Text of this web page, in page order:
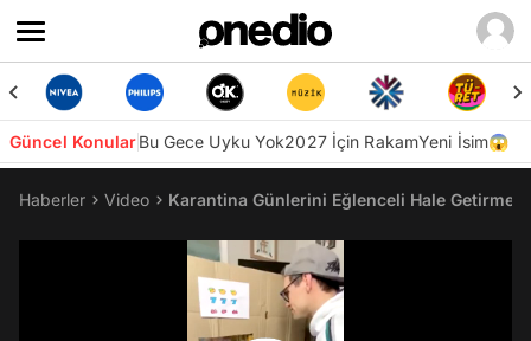
Güncel KonularBu Gece Uyku Yok2027 İçin RakamYeni İsim😱
Haberler Video Karantina Günlerini Eğlenceli Hale